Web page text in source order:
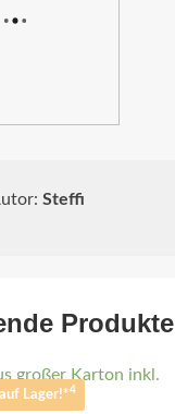
Steffi
Produkte
Lager!*4